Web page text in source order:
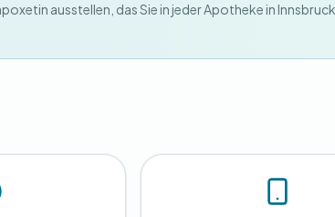
ausstellen, das Sie in jeder Apotheke in